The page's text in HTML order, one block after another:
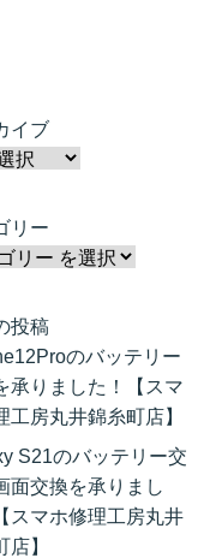
イブ
リー
投稿
のバッテリー
承りました！【スマ
工房丸井錦糸町店】
S21のバッテリー交
面交換を承りまし
スマホ修理工房丸井
店】